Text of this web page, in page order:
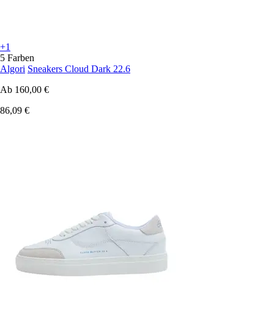
+1
5 Farben
Algori Sneakers Cloud Dark 22.6
Ab 160,00 €
86,09 €